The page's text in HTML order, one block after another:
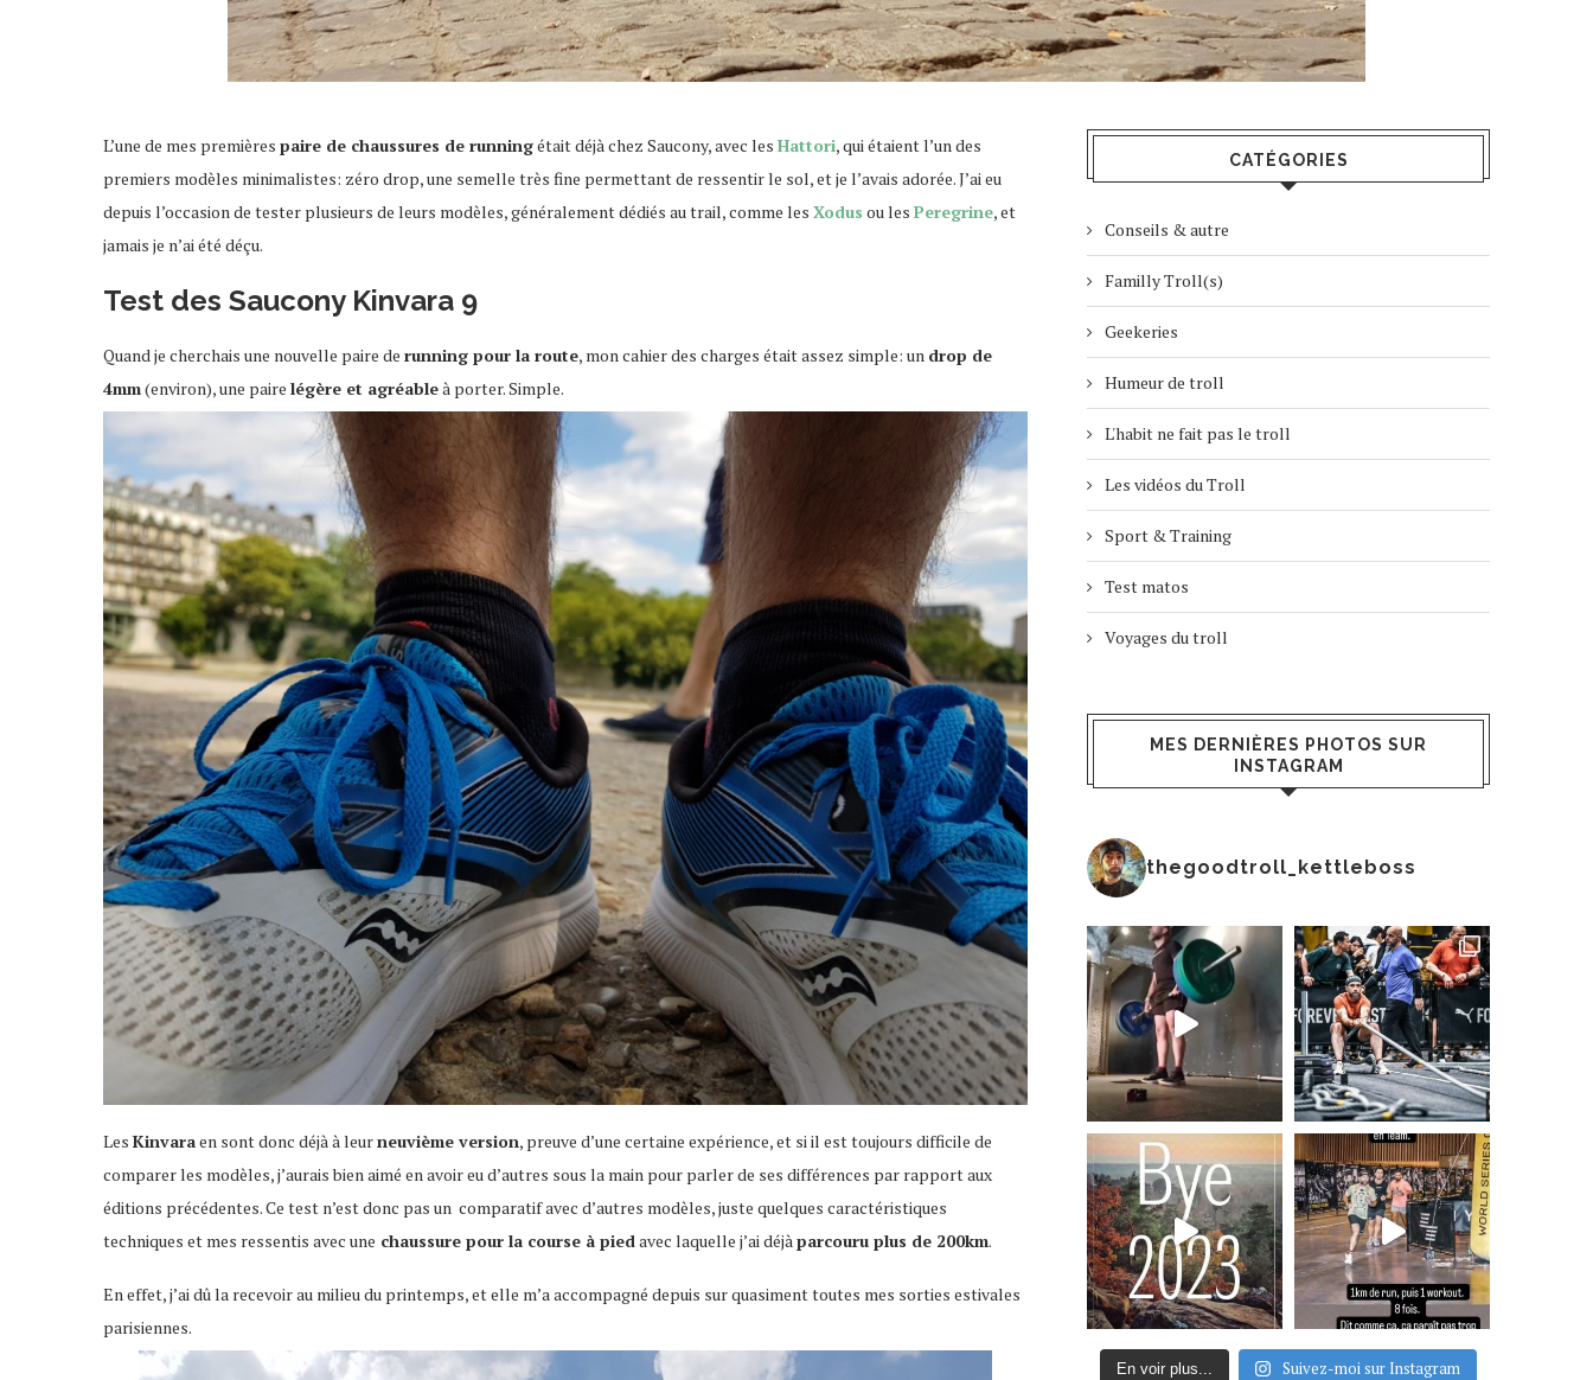
L’une de mes premières paire de chaussures de runningétait déjà chez Saucony, avec les Hattori, qui étaient l’un des
premiers modèles minimalistes: zéro drop, une semelle très fine permettant de ressentir le sol, et je l’avais adorée. J’ai eu
depuis l’occasion de tester plusieurs de leurs modèles, généralement dédiés au trail, comme les Xodus ou les Peregrine, et
jamais je n’ai été déçu.
Test des Saucony Kinvara 9
Quand je cherchais une nouvelle paire de running pour la route, mon cahier des charges était assez simple: un drop de
4mm(environ), une paire légère et agréableà porter. Simple.
Les Kinvaraen sont donc déjà à leurneuvième version, preuve d’une certaine expérience, et si il est toujours difficile de
comparer les modèles, j’aurais bien aimé en avoir eu d’autres sous la main pour parler de ses différences par rapport aux
éditions précédentes. Ce test n’est donc pas un comparatif avec d’autres modèles, juste quelques caractéristiques
techniques et mes ressentis avec une chaussure pour la course à piedavec laquelle j’ai déjàparcouru plus de 200km.
En effet, j’ai dû la recevoir au milieu du printemps, et elle m’a accompagné depuis sur quasiment toutes mes sorties estivales
parisiennes.
CATÉGORIES
Conseils & autre
Familly Troll(s)
Geekeries
Humeur de troll
L'habit ne fait pas le troll
Les vidéos du Troll
Sport & Training
Test matos
Voyages du troll
MES DERNIÈRES PHOTOS SUR
INSTAGRAM
thegoodtroll_kettleboss
En voir plus... Suivez-moi sur Instagram